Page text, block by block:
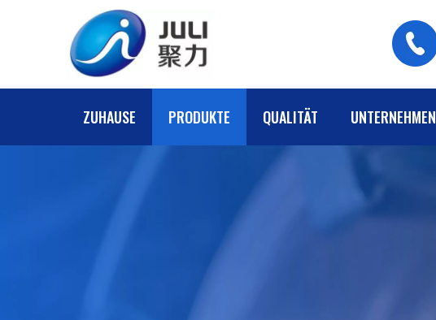
ZUHAUSE PRODUKTE QUALITÄT UNTERNEHMEN